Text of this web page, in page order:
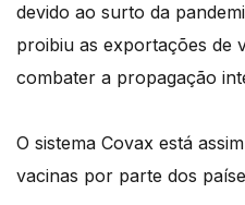
devido ao surto da
proibiu as exportações de
combater a propagação
O sistema Covax está
vacinas por parte dos